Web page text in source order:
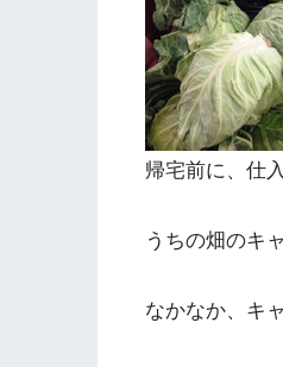
帰宅前に、仕
うちの畑のキ
なかなか、キ